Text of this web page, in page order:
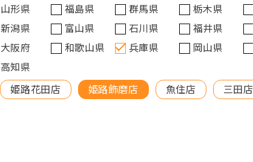
山形県 福島県 群馬県 栃木県
新潟県 富山県 石川県 福井県
大阪府 和歌山県 兵庫県 岡山県
高知県
姫路花田店 姫路飾磨店 魚住店 三田店